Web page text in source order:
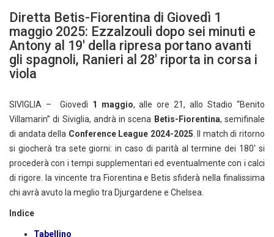
Diretta Betis-Fiorentina di Giovedì 1
maggio 2025: Ezzalzouli dopo sei minuti e
Antony al 19′ della ripresa portano avanti
gli spagnoli, Ranieri al 28′ riporta in corsa i
viola
SIVIGLIA – Giovedì 1 maggio, alle ore 21, allo Stadio “Benito
Villamarin” di Siviglia, andrà in scena Betis-Fiorentina, semifinale
di andata della Conference League 2024-2025. Il match di ritorno
si giocherà tra sete giorni: in caso di parità al termine dei 180′ si
procederà con i tempi supplementari ed eventualmente con i calci
di rigore. la vincente tra Fiorentina e Betis sfiderà nella finalissima
chi avrà avuto la meglio tra Djurgardene e Chelsea.
Indice
Tabellino